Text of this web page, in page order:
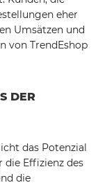
eher
Umsätzen und
von TrendEshop
DER
das Potenzial
Effizienz des
die